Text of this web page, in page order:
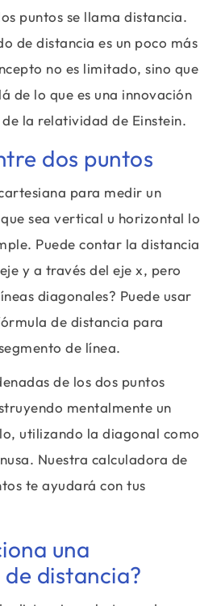
puntos se llama distancia.
de distancia es un poco más
no es limitado, sino que
de lo que es una innovación
la relatividad de Einstein.
dos puntos
para medir un
sea vertical u horizontal lo
Puede contar la distancia
y a través del eje x, pero
diagonales? Puede usar
de distancia para
de línea.
de los dos puntos
mentalmente un
utilizando la diagonal como
Nuestra calculadora de
te ayudará con tus
una
distancia?